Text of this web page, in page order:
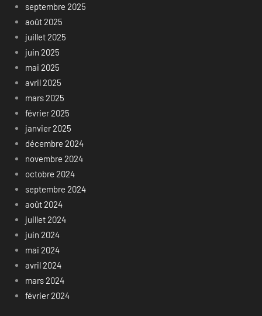
septembre 2025
août 2025
juillet 2025
juin 2025
mai 2025
avril 2025
mars 2025
février 2025
janvier 2025
décembre 2024
novembre 2024
octobre 2024
septembre 2024
août 2024
juillet 2024
juin 2024
mai 2024
avril 2024
mars 2024
février 2024